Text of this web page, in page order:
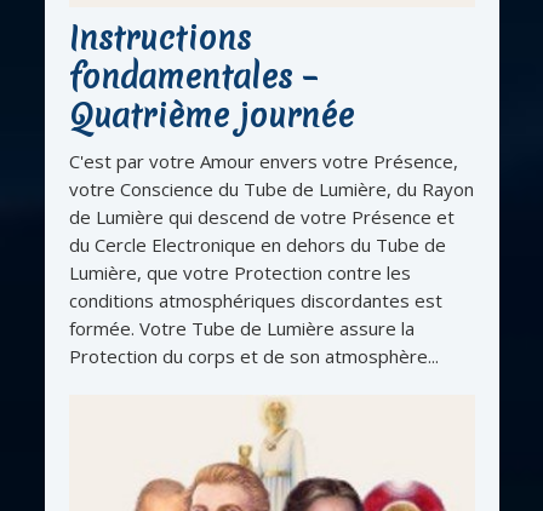
Instructions
fondamentales –
Quatrième journée
C'est par votre Amour envers votre Présence,
votre Conscience du Tube de Lumière, du Rayon
de Lumière qui descend de votre Présence et
du Cercle Electronique en dehors du Tube de
Lumière, que votre Protection contre les
conditions atmosphériques discordantes est
formée. Votre Tube de Lumière assure la
Protection du corps et de son atmosphère...